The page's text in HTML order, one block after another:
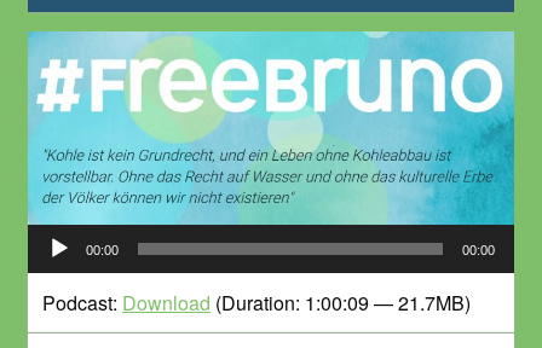
Audio-
Player
00:00 00:00
Podcast: Download (Duration: 1:00:09 — 21.7MB)